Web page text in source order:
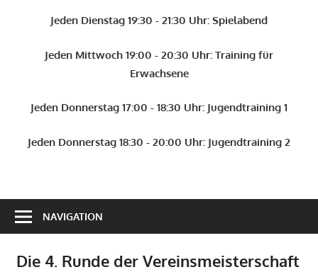
Jeden Dienstag 19:30 - 21:30 Uhr: Spielabend
Jeden Mittwoch 19:00 - 20:30 Uhr: Training für
Erwachsene
Jeden Donnerstag 17:00 - 18:30 Uhr: Jugendtraining 1
Jeden Donnerstag 18:30 - 20:00 Uhr: Jugendtraining 2
NAVIGATION
Die 4. Runde der Vereinsmeisterschaft